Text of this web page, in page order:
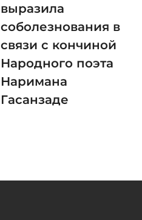
выразила
соболезнования в
связи с кончиной
Народного поэта
Наримана
Гасанзаде